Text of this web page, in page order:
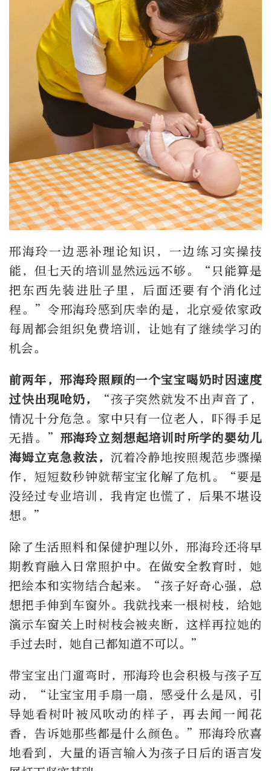
邢海玲一边恶补理论知识，一边练习实操技
能，但七天的培训显然远远不够。“只能算是
把东西先装进肚子里，后面还要有个消化过
程。”令邢海玲感到庆幸的是，北京爱侬家政
每周都会组织免费培训，让她有了继续学习的
机会。
前两年，邢海玲照顾的一个宝宝喝奶时因速度
过快出现呛奶，
“孩子突然就发不出声音了，
情况十分危急。家中只有一位老人，吓得手足
无措。” 邢海玲立刻想起培训时所学的婴幼儿
海姆立克急救法， 沉着冷静地按照规范步骤操
作，短短数秒钟就帮宝宝化解了危机。“要是
没经过专业培训，我肯定也慌了，后果不堪设
想。”
除了生活照料和保健护理以外，邢海玲还将早
期教育融入日常照护中。在做安全教育时，她
把绘本和实物结合起来。“孩子好奇心强，总
想把手伸到车窗外。我就找来一根树枝，给她
演示车窗关上时树枝会被夹断，这样再拉她的
手过去时，她自己都知道不可以。”
带宝宝出门遛弯时，邢海玲也会积极与孩子互
动，“让宝宝用手扇一扇，感受什么是风，引
导她看树叶被风吹动的样子，再去闻一闻花
香，告诉她那些都是什么颜色。”邢海玲欣喜
地看到，大量的语言输入为孩子日后的语言发